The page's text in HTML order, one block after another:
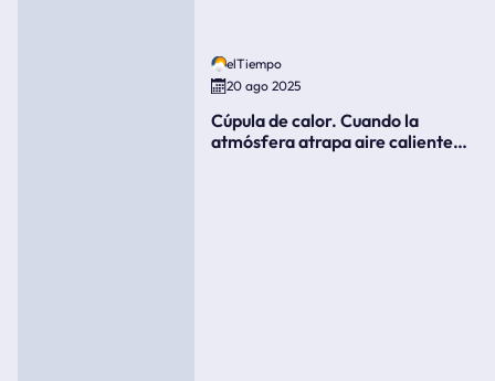
elTiempo
20 ago 2025
Cúpula de calor. Cuando la
atmósfera atrapa aire caliente